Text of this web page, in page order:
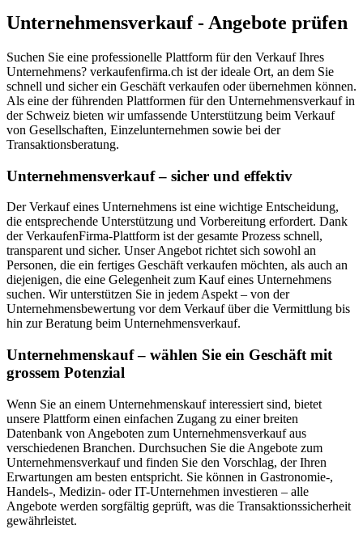
Unternehmensverkauf - Angebote prüfen
Suchen Sie eine professionelle Plattform für den Verkauf Ihres
Unternehmens? verkaufenfirma.ch ist der ideale Ort, an dem Sie
schnell und sicher ein Geschäft verkaufen oder übernehmen können.
Als eine der führenden Plattformen für den Unternehmensverkauf in
der Schweiz bieten wir umfassende Unterstützung beim Verkauf
von Gesellschaften, Einzelunternehmen sowie bei der
Transaktionsberatung.
Unternehmensverkauf – sicher und effektiv
Der Verkauf eines Unternehmens ist eine wichtige Entscheidung,
die entsprechende Unterstützung und Vorbereitung erfordert. Dank
der VerkaufenFirma-Plattform ist der gesamte Prozess schnell,
transparent und sicher. Unser Angebot richtet sich sowohl an
Personen, die ein fertiges Geschäft verkaufen möchten, als auch an
diejenigen, die eine Gelegenheit zum Kauf eines Unternehmens
suchen. Wir unterstützen Sie in jedem Aspekt – von der
Unternehmensbewertung vor dem Verkauf über die Vermittlung bis
hin zur Beratung beim Unternehmensverkauf.
Unternehmenskauf – wählen Sie ein Geschäft mit
grossem Potenzial
Wenn Sie an einem Unternehmenskauf interessiert sind, bietet
unsere Plattform einen einfachen Zugang zu einer breiten
Datenbank von Angeboten zum Unternehmensverkauf aus
verschiedenen Branchen. Durchsuchen Sie die Angebote zum
Unternehmensverkauf und finden Sie den Vorschlag, der Ihren
Erwartungen am besten entspricht. Sie können in Gastronomie-,
Handels-, Medizin- oder IT-Unternehmen investieren – alle
Angebote werden sorgfältig geprüft, was die Transaktionssicherheit
gewährleistet.